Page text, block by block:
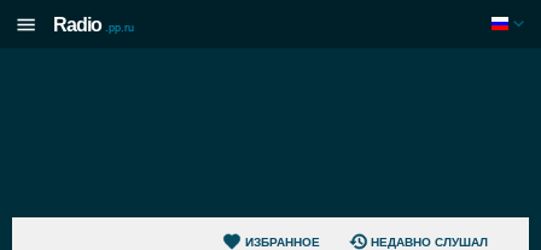
Radio .pp.ru
ИЗБРАННОЕ НЕДАВНО СЛУШАЛ